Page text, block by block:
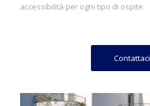
accessibilità per ogni tipo di ospite.
Contattaci